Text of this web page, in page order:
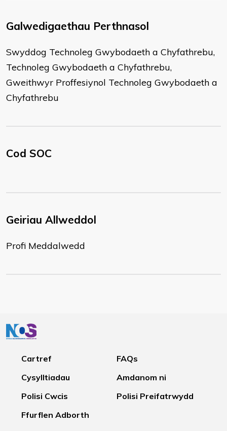
Galwedigaethau Perthnasol
Swyddog Technoleg Gwybodaeth a Chyfathrebu,
Technoleg Gwybodaeth a Chyfathrebu,
Gweithwyr Proffesiynol Technoleg Gwybodaeth a
Chyfathrebu
Cod SOC
Geiriau Allweddol
Profi Meddalwedd
Cartref
FAQs
Cysylltiadau
Amdanom ni
Polisi Cwcis
Polisi Preifatrwydd
Ffurflen Adborth